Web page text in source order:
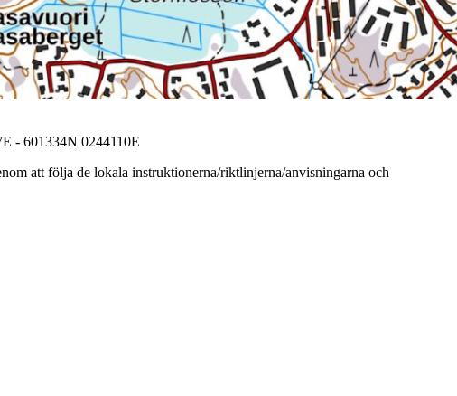
- 601334N 0244110E
att följa de lokala instruktionerna/riktlinjerna/anvisningarna och